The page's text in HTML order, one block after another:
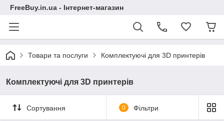
FreeBuy.in.ua - Інтернет-магазин
Товари та послуги Комплектуючі для 3D принтерів
Комплектуючі для 3D принтерів
Сортування 0 Фільтри